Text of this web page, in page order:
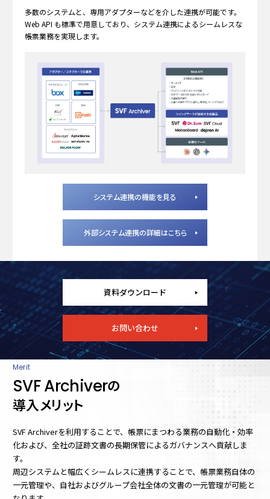
多数のシステムと、専用アダプターなどを介した連携が可能です。
Web API も標準で用意しており、システム連携によるシームレスな
帳票業務を実現します。
システム連携の機能を見る
外部システム連携の詳細はこちら
資料ダウンロード
お問い合わせ
Merit
SVF Archiverの
導入メリット
SVF Archiverを利用することで、帳票にまつわる業務の自動化・効率
化および、全社の証跡文書の長期保管によるガバナンスへ貢献しま
す。
周辺システムと幅広くシームレスに連携することで、帳票業務自体の
一元管理や、自社およびグループ会社全体の文書の一元管理が可能と